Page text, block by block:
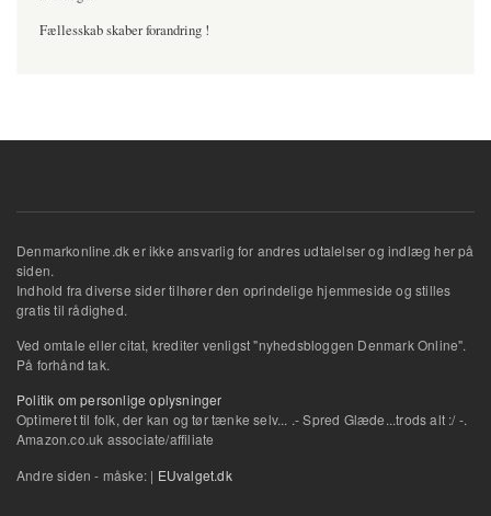
Fællesskab skaber forandring !
Denmarkonline.dk er ikke ansvarlig for andres udtalelser og indlæg her på
siden.
Indhold fra diverse sider tilhører den oprindelige hjemmeside og stilles
gratis til rådighed.
Ved omtale eller citat, krediter venligst "nyhedsbloggen Denmark Online".
På forhånd tak.
Politik om personlige oplysninger
Optimeret til folk, der kan og tør tænke selv... .- Spred Glæde...trods alt :/ -.
Amazon.co.uk associate/affiliate
Andre siden - måske: | EUvalget.dk